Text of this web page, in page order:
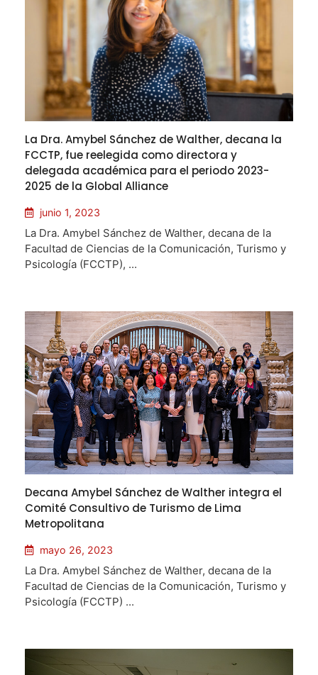
La Dra. Amybel Sánchez de Walther, decana la
FCCTP, fue reelegida como directora y
delegada académica para el periodo 2023-
2025 de la Global Alliance
junio 1, 2023
La Dra. Amybel Sánchez de Walther, decana de la
Facultad de Ciencias de la Comunicación, Turismo y
Psicología (FCCTP), ...
Decana Amybel Sánchez de Walther integra el
Comité Consultivo de Turismo de Lima
Metropolitana
mayo 26, 2023
La Dra. Amybel Sánchez de Walther, decana de la
Facultad de Ciencias de la Comunicación, Turismo y
Psicología (FCCTP) ...